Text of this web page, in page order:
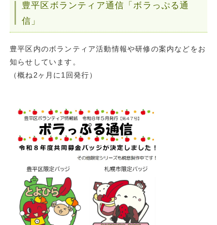
豊平区ボランティア通信「ボラっぷる通
信」
豊平区内のボランティア活動情報や研修の案内などをお
知らせしています。
（概ね2ヶ月に1回発行）